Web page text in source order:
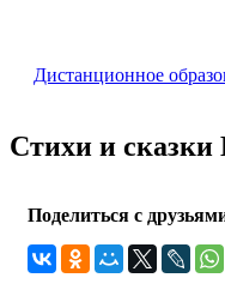
Дистанционное
Стихи и сказки
Поделиться с